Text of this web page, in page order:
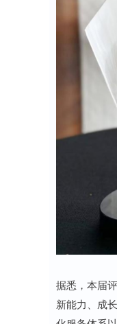
据悉，本届
新能力、成